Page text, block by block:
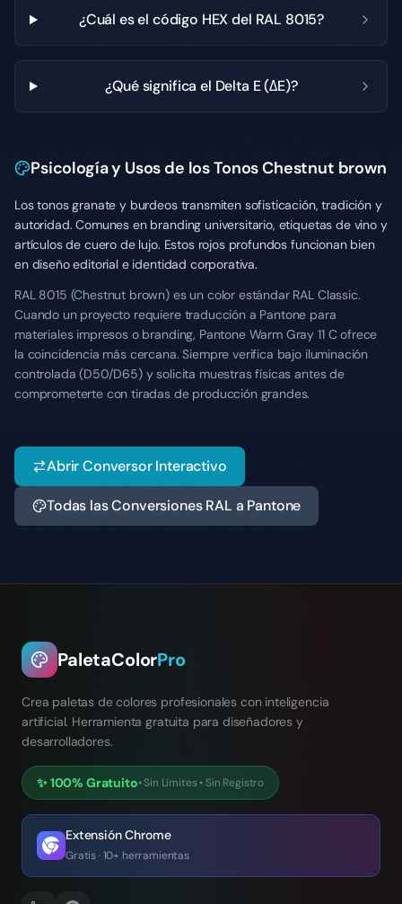
¿Cuál es el código HEX del RAL 8015?
¿Qué significa el Delta E (ΔE)?
Psicología y Usos de los Tonos Chestnut brown
Los tonos granate y burdeos transmiten sofisticación, tradición y
autoridad. Comunes en branding universitario, etiquetas de vino y
artículos de cuero de lujo. Estos rojos profundos funcionan bien
en diseño editorial e identidad corporativa.
RAL 8015 (Chestnut brown) es un color estándar RAL Classic.
Cuando un proyecto requiere traducción a Pantone para
materiales impresos o branding, Pantone Warm Gray 11 C ofrece
la coincidencia más cercana. Siempre verifica bajo iluminación
controlada (D50/D65) y solicita muestras físicas antes de
comprometerte con tiradas de producción grandes.
Abrir Conversor Interactivo
Todas las Conversiones RAL a Pantone
PaletaColorPro
Crea paletas de colores profesionales con inteligencia
artificial. Herramienta gratuita para diseñadores y
desarrolladores.
✨100% Gratuito•Sin Límites• Sin Registro
Extensión Chrome
Gratis · 10+ herramientas